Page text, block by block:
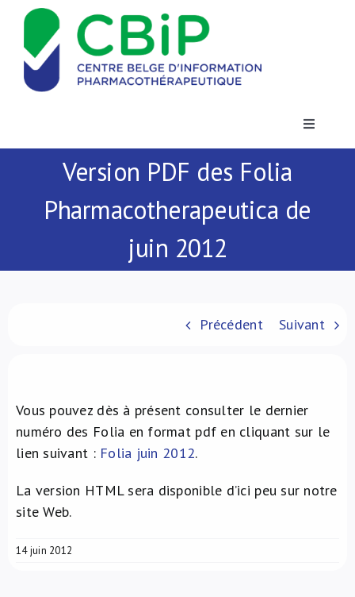
Passer
contenu
Toggle
Actualités
Publications
Formations
NL
Version PDF des Folia
Pharmacotherapeutica de
juin 2012
Précédent Suivant
Vous pouvez dès à présent consulter le dernier
numéro des Folia en format pdf en cliquant sur le
lien suivant : Folia juin 2012.
La version HTML sera disponible d’ici peu sur notre
site Web.
14 juin 2012